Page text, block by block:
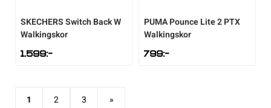
SKECHERSSwitch Back W
Walkingskor
1.599:-
PUMAPounce Lite 2 PTX
Walkingskor
799:-
1 2 3 »